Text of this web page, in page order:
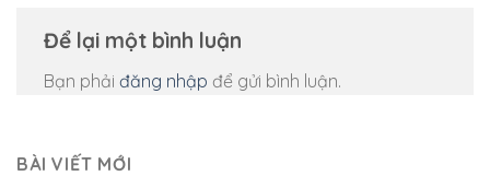
Để lại một bình luận
Bạn phải đăng nhập để gửi bình luận.
BÀI VIẾT MỚI